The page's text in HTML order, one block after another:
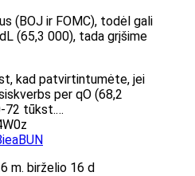
(BOJ ir FOMC), todėl gali
(65,3 000), tada grįšime
kad patvirtintumėte, jei
per qO (68,2
72 tūkst.…
m. birželio 16 d